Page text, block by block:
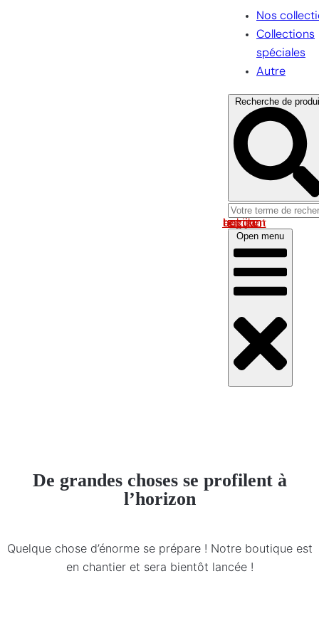
Nos
Collections
spéciales
Autre
Recherche de
Log in om uw account te bekijken
Open menu
De grandes choses se profilent à
l’horizon
Quelque chose d’énorme se prépare ! Notre boutique est
en chantier et sera bientôt lancée !